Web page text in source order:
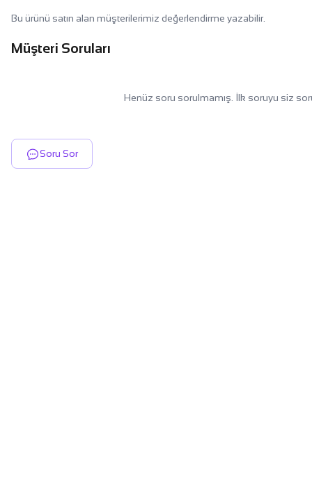
Bu ürünü satın alan müşterilerimiz değerlendirme yazabilir.
Müşteri Soruları
Henüz soru sorulmamış. İlk soruyu siz
Soru Sor